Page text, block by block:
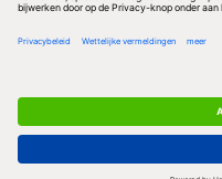
Algemene Voorwaarden & Copyrights